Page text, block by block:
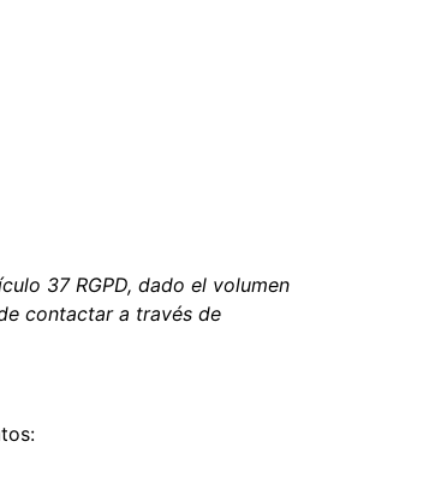
37 RGPD, dado el volumen
contactar a través de